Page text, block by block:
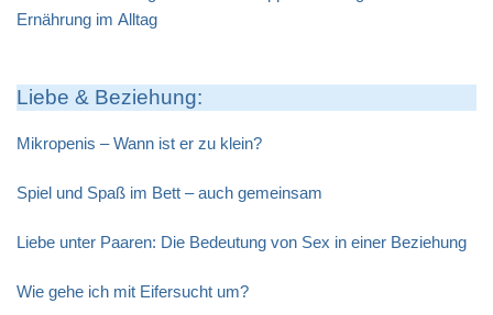
Ernährung im Alltag
Liebe & Beziehung:
Mikropenis – Wann ist er zu klein?
Spiel und Spaß im Bett – auch gemeinsam
Liebe unter Paaren: Die Bedeutung von Sex in einer Beziehung
Wie gehe ich mit Eifersucht um?